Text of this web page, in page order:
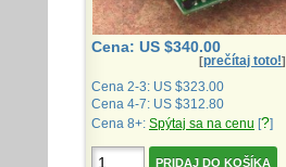
Cena: US $340.00
[prečítaj toto!]
Cena 2-3: US $323.00
Cena 4-7: US $312.80
Cena 8+: Spýtaj sa na cenu [?]